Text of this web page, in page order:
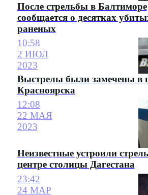
После стрельбы в Балтиморе
сообщается о десятках
раненых
10:58
2 ИЮЛ
2023
Выстрелы были замечены в
Красноярска
12:08
22 МАЯ
2023
Неизвестные устроили
центре столицы Дагестана
23:42
24 МАР